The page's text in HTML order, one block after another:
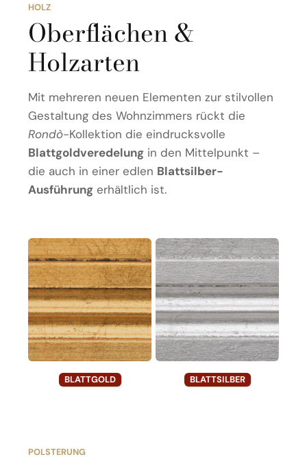
HOLZ
Oberflächen &
Holzarten
Mit mehreren neuen Elementen zur stilvollen
Gestaltung des Wohnzimmers rückt die
Rondò-Kollektion die eindrucksvolle
Blattgoldveredelung in den Mittelpunkt –
die auch in einer edlen Blattsilber-
Ausführung erhältlich ist.
BLATTGOLD BLATTSILBER
POLSTERUNG